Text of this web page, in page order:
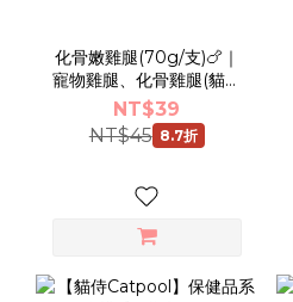
化骨嫩雞腿(70g/支)🍗｜
寵物雞腿、化骨雞腿(貓狗
可食)
NT$39
NT$45 8.7折